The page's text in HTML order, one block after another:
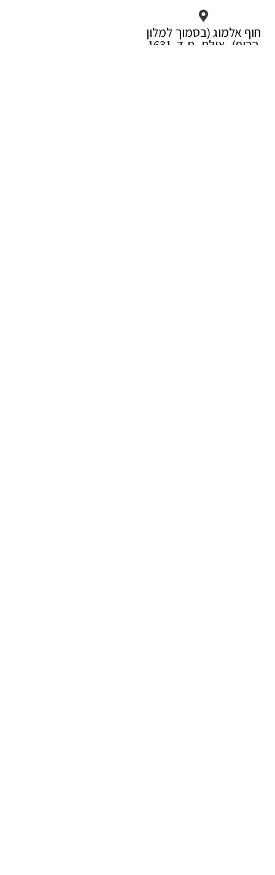
חוף אלמוג (בסמוך למלון
הריף), אילת, ת.ד. 1631